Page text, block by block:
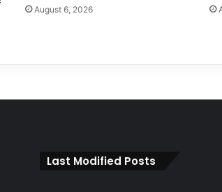
August 6, 2026
Last Modified Posts